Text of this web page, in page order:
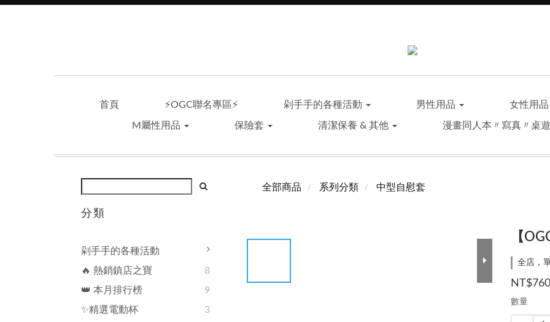
首頁 ⚡OGC聯名專區⚡ 剁手手的各種活動 男性用品 女性用品
M屬性用品 保險套 清潔保養 & 其他 漫畫同人本〃寫真〃桌
分類
剁手手的各種活動
🔥 熱銷鎮店之寶
8
👑 本月排行榜
9
✨精選電動杯
3
全部商品 系列分類 中型自慰套
【
全店，
NT$760
數量